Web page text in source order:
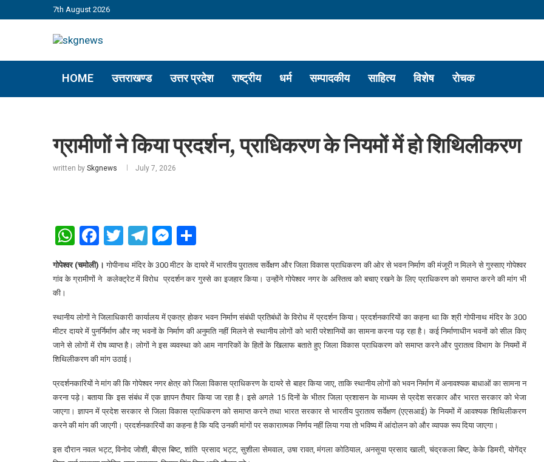
7th August 2026
HOME उत्तराखण्ड उत्तर प्रदेश राष्ट्रीय धर्म सम्पादकीय साहित्य विशेष रोचक
ग्रामीणों ने किया प्रदर्शन, प्राधिकरण के नियमों में हो शिथिलीकरण
written by Skgnews July 7, 2026
WhatsApp
Facebook
Twitter
Telegram
Messenger
गोपेश्वर (चमोली)। गोपीनाथ मंदिर के 300 मीटर के दायरे में भारतीय पुरातत्व सर्वेक्षण और जिला विकास प्राधिकरण की ओर से भवन निर्माण की मंजूरी न मिलने से गुस्साए गोपेश्वर
गांव के ग्रामीणों ने कलेक्ट्रेट में विरोध प्रदर्शन कर गुस्से का इजहार किया। उन्होंने गोपेश्वर नगर के अस्तित्व को बचाए रखने के लिए प्राधिकरण को समाप्त करने की मांग भी
की।
स्थानीय लोगों ने जिलाधिकारी कार्यालय में एकत्र होकर भवन निर्माण संबंधी प्रतिबंधों के विरोध में प्रदर्शन किया। प्रदर्शनकारियों का कहना था कि श्री गोपीनाथ मंदिर के 300
मीटर दायरे में पुनर्निर्माण और नए भवनों के निर्माण की अनुमति नहीं मिलने से स्थानीय लोगों को भारी परेशानियों का सामना करना पड़ रहा है। कई निर्माणाधीन भवनों को सील किए
जाने से लोगों में रोष व्याप्त है। लोगों ने इस व्यवस्था को आम नागरिकों के हितों के खिलाफ बताते हुए जिला विकास प्राधिकरण को समाप्त करने और पुरातत्व विभाग के नियमों में
शिथिलीकरण की मांग उठाई।
प्रदर्शनकारियों ने मांग की कि गोपेश्वर नगर क्षेत्र को जिला विकास प्राधिकरण के दायरे से बाहर किया जाए, ताकि स्थानीय लोगों को भवन निर्माण में अनावश्यक बाधाओं का सामना न
करना पड़े। बताया कि इस संबंध में एक ज्ञापन तैयार किया जा रहा है। इसे अगले 15 दिनों के भीतर जिला प्रशासन के माध्यम से प्रदेश सरकार और भारत सरकार को भेजा
जाएगा। ज्ञापन में प्रदेश सरकार से जिला विकास प्राधिकरण को समाप्त करने तथा भारत सरकार से भारतीय पुरातत्व सर्वेक्षण (एएसआई) के नियमों में आवश्यक शिथिलीकरण
करने की मांग की जाएगी। प्रदर्शनकारियों का कहना है कि यदि उनकी मांगों पर सकारात्मक निर्णय नहीं लिया गया तो भविष्य में आंदोलन को और व्यापक रूप दिया जाएगा।
इस दौरान नवल भट्ट, विनोद जोशी, बीएस बिष्ट, शांति प्रसाद भट्ट, सुशीला सेमवाल, उषा रावत, मंगला कोठियाल, अनसूया प्रसाद खाली, चंद्रकला बिष्ट, केके डिमरी, योगेंद्र